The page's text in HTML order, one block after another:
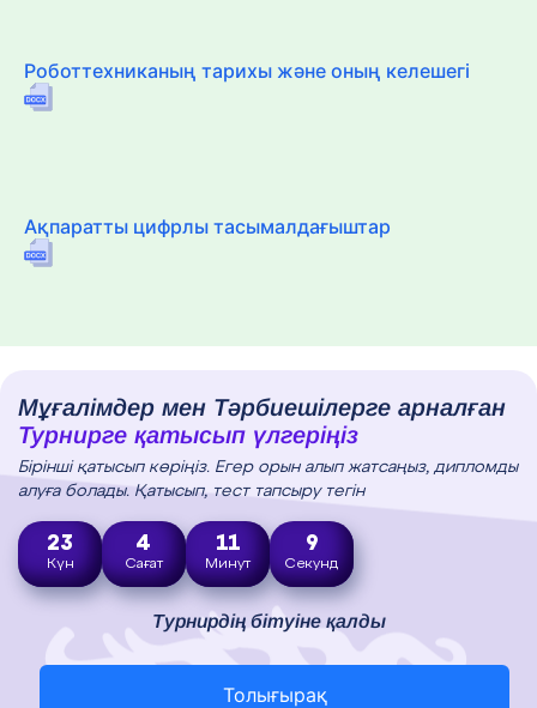
Роботтехниканың тарихы және оның келешегі
Ақпаратты цифрлы тасымалдағыштар
Мұғалімдер мен Тәрбиешілерге арналған
Турнирге қатысып үлгеріңіз
Бірінші қатысып көріңіз. Егер орын алып жатсаңыз, дипломды
алуға болады. Қатысып, тест тапсыру тегін
23
Күн
4
Сағат
11
Минут
8
Секунд
Турнирдің бітуіне қалды
Толығырақ